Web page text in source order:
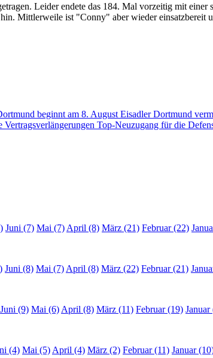
Leider endete das 184. Mal vorzeitig mit
Mittlerweile ist "Conny" aber wieder
beginnt am 8. August Eisadler Dortmund
Top-Neuzugang für die
Juni (7) Mai (7) April (8) März (21) Februar (22)
Juni (8) Mai (7) April (8) März (22) Februar (21)
Juni (9) Mai (6) April (8) März (11) Februar (19) Januar
(4) Mai (5) April (4) März (2) Februar (11) Januar